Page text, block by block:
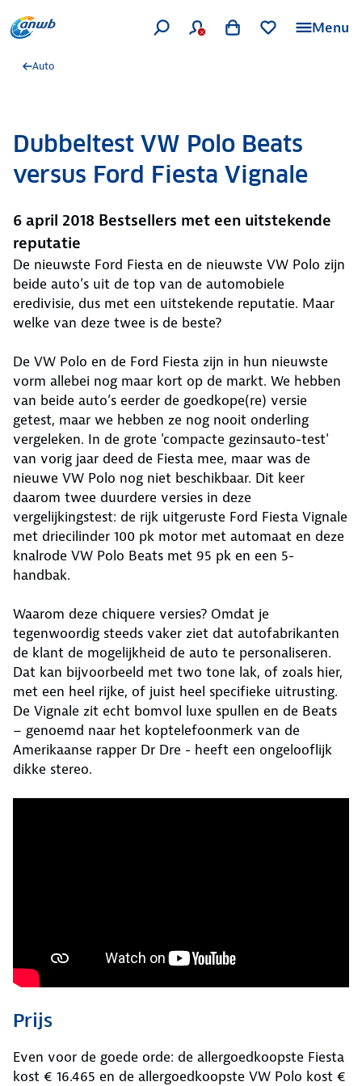
Menu
Auto
Dubbeltest VW Polo Beats
versus Ford Fiesta Vignale
6 april 2018 Bestsellers met een uitstekende
reputatie
De nieuwste Ford Fiesta en de nieuwste VW Polo zijn
beide auto’s uit de top van de automobiele
eredivisie, dus met een uitstekende reputatie. Maar
welke van deze twee is de beste?
De VW Polo en de Ford Fiesta zijn in hun nieuwste
vorm allebei nog maar kort op de markt. We hebben
van beide auto’s eerder de goedkope(re) versie
getest, maar we hebben ze nog nooit onderling
vergeleken. In de grote 'compacte gezinsauto-test'
van vorig jaar deed de Fiesta mee, maar was de
nieuwe VW Polo nog niet beschikbaar. Dit keer
daarom twee duurdere versies in deze
vergelijkingstest: de rijk uitgeruste Ford Fiesta Vignale
met driecilinder 100 pk motor met automaat en deze
knalrode VW Polo Beats met 95 pk en een 5-
handbak.
Waarom deze chiquere versies? Omdat je
tegenwoordig steeds vaker ziet dat autofabrikanten
de klant de mogelijkheid de auto te personaliseren.
Dat kan bijvoorbeeld met two tone lak, of zoals hier,
met een heel rijke, of juist heel specifieke uitrusting.
De Vignale zit echt bomvol luxe spullen en de Beats
– genoemd naar het koptelefoonmerk van de
Amerikaanse rapper Dr Dre - heeft een ongelooflijk
dikke stereo.
Prijs
Even voor de goede orde: de allergoedkoopste Fiesta
kost € 16.465 en de allergoedkoopste VW Polo kost €